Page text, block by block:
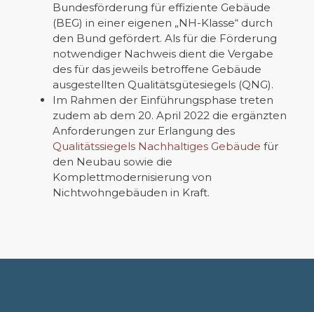
Bundesförderung für effiziente Gebäude
(BEG) in einer eigenen „NH-Klasse“ durch
den Bund gefördert. Als für die Förderung
notwendiger Nachweis dient die Vergabe
des für das jeweils betroffene Gebäude
ausgestellten Qualitätsgütesiegels (QNG).
Im Rahmen der Einführungsphase treten
zudem ab dem 20. April 2022 die ergänzten
Anforderungen zur Erlangung des
Qualitätssiegels Nachhaltiges Gebäude für
den Neubau sowie die
Komplettmodernisierung von
Nichtwohngebäuden in Kraft.